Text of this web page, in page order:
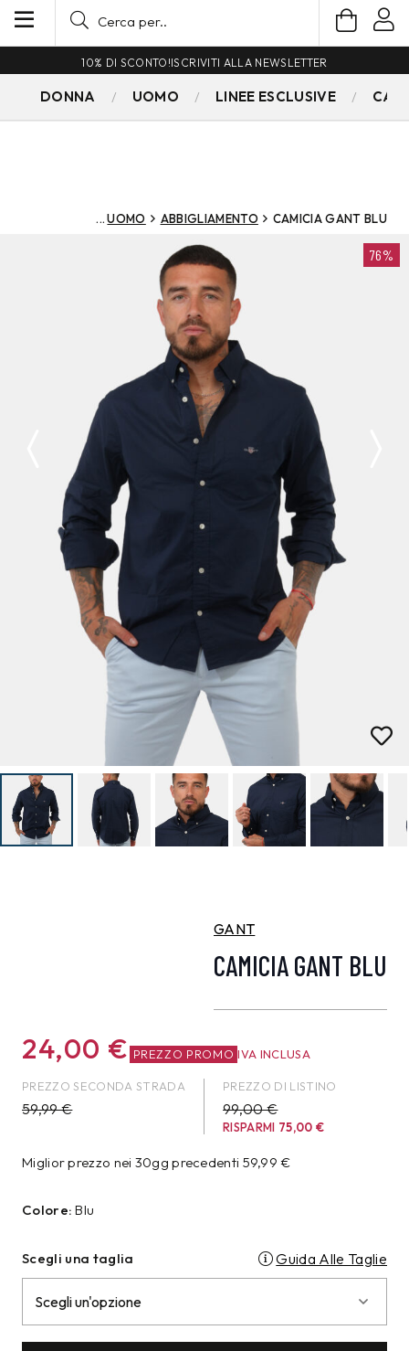
10% DI SCONTO!ISCRIVITI ALLA NEWSLETTER
DONNA UOMO LINEE ESCLUSIVE
UOMO ABBIGLIAMENTO CAMICIA GANT BLU
76%
GANT
CAMICIA GANT BLU
24,00 € PREZZO PROMO IVA INCLUSA
PREZZO SECONDA STRADA
59,99€
PREZZO DI LISTINO
99,00 €
RISPARMI 75,00€
Miglior prezzo nei 30gg precedenti 59,99€
Colore: Blu
Scegli una taglia Guida Alle Taglie